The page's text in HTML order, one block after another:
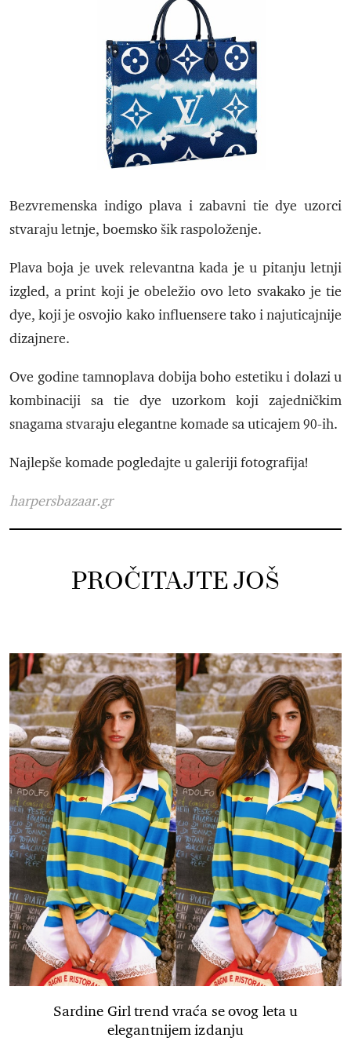
Bezvremenska indigo plava i zabavni tie dye uzorci
stvaraju letnje, boemsko šik raspoloženje.
Plava boja je uvek relevantna kada je u pitanju letnji
izgled, a print koji je obeležio ovo leto svakako je tie
dye, koji je osvojio kako influensere tako i najuticajnije
dizajnere.
Ove godine tamnoplava dobija boho estetiku i dolazi u
kombinaciji sa tie dye uzorkom koji zajedničkim
snagama stvaraju elegantne komade sa uticajem 90-ih.
Najlepše komade pogledajte u galeriji fotografija!
harpersbazaar.gr
PROČITAJTE JOŠ
Sardine Girl trend vraća se ovog leta u
elegantnijem izdanju